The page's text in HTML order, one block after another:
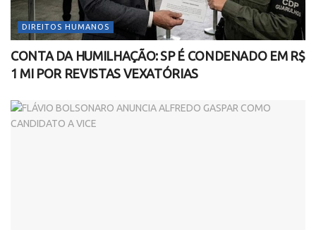
DIREITOS HUMANOS
CONTA DA HUMILHAÇÃO: SP É CONDENADO EM R$
1 MI POR REVISTAS VEXATÓRIAS